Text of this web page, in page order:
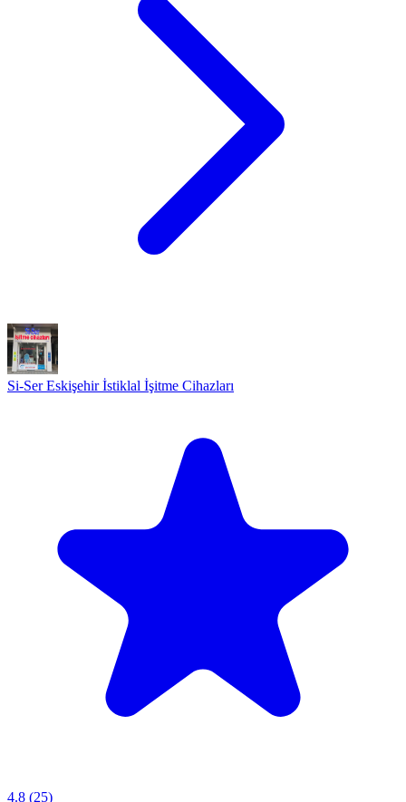
Si-Ser Eskişehir İstiklal İşitme Cihazları
4.8 (25)